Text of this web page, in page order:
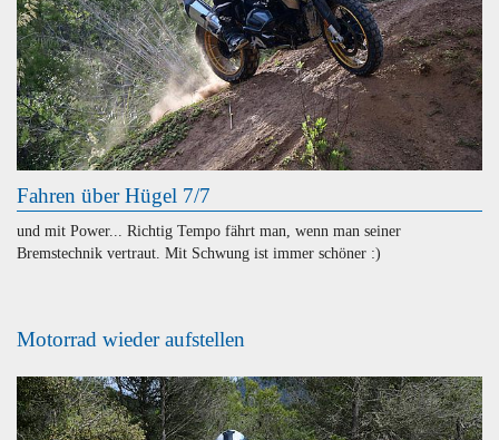
Fahren über Hügel 7/7
und mit Power... Richtig Tempo fährt man, wenn man seiner
Bremstechnik vertraut. Mit Schwung ist immer schöner :)
Motorrad wieder aufstellen